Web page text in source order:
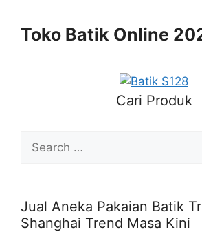
contentToko Batik Online
Cari Produk
for:
Jual Aneka Pakaian Batik
Shanghai Trend Masa Kini